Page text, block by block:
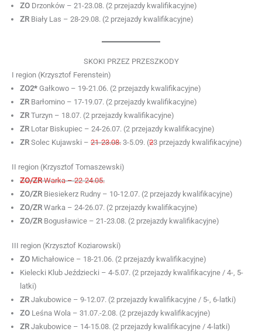
ZO Drzonków – 21-23.08. (2 przejazdy kwalifikacyjne)
ZRBiały Las – 28-29.08. (2 przejazdy kwalifikacyjne)
SKOKI PRZEZ PRZESZKODY
I region (Krzysztof Ferenstein)
ZO2* Gałkowo – 19-21.06. (2 przejazdy kwalifikacyjne)
ZR Barłomino – 17-19.07. (2 przejazdy kwalifikacyjne)
ZR Turzyn – 18.07. (2 przejazdy kwalifikacyjne)
ZR Lotar Biskupiec – 24-26.07. (2 przejazdy kwalifikacyjne)
ZR Solec Kujawski –21-23.08. 3-5.09. (23 przejazdy kwalifikacyjne)
II region (Krzysztof Tomaszewski)
ZO/ZRWarka – 22-24.05.
ZO/ZRBiesiekerz Rudny – 10-12.07. (2 przejazdy kwalifikacyjne)
ZO/ZRWarka – 24-26.07. (2 przejazdy kwalifikacyjne)
ZO/ZRBogusławice – 21-23.08. (2 przejazdy kwalifikacyjne)
III region (Krzysztof Koziarowski)
ZO Michałowice – 18-21.06. (2 przejazdy kwalifikacyjne)
Kielecki Klub Jeździecki – 4-5.07. (2 przejazdy kwalifikacyjne / 4-, 5-
latki)
ZRJakubowice – 9-12.07. (2 przejazdy kwalifikacyjne / 5-, 6-latki)
ZO Leśna Wola – 31.07.-2.08. (2 przejazdy kwalifikacyjne)
ZRJakubowice – 14-15.08. (2 przejazdy kwalifikacyjne / 4-latki)